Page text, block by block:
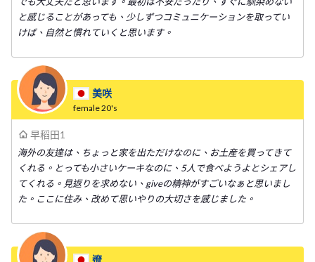
と感じることがあっても、少しずつコミュニケーションを取ってい
けば、自然と慣れていくと思います。
美咲
female20's
早稻田1
海外の友達は、ちょっと家を出ただけなのに、お土産を買ってきて
くれる。とっても小さいケーキなのに、5人で食べようよとシェアし
てくれる。見返りを求めない、giveの精神がすごいなぁと思いまし
た。ここに住み、改めて思いやりの大切さを感じました。
遼